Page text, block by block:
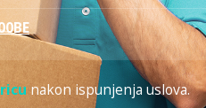
nakon ispunjenja uslova.